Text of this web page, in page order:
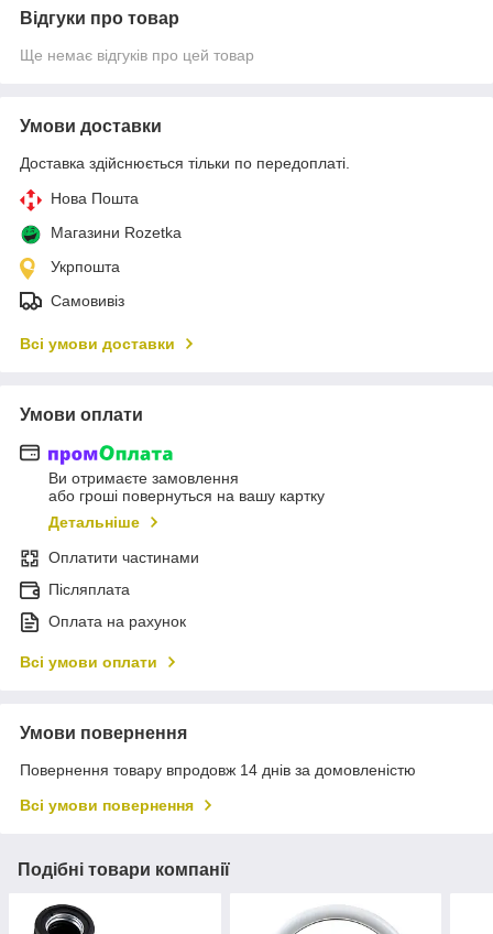
Відгуки про товар
Ще немає відгуків про цей товар
Умови доставки
Доставка здійснюється тільки по передоплаті.
Нова Пошта
Магазини Rozetka
Укрпошта
Самовивіз
Всі умови доставки
Умови оплати
Ви отримаєте замовлення
або гроші повернуться на вашу картку
Детальніше
Оплатити частинами
Післяплата
Оплата на рахунок
Всі умови оплати
Умови повернення
Повернення товару впродовж 14 днів за домовленістю
Всі умови повернення
Подібні товари компанії